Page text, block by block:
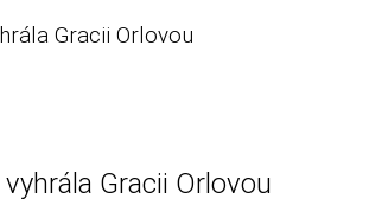
Gracii Orlovou
Gracii Orlovou